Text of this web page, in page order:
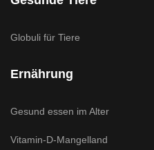
Globuli für Tiere
Ernährung
Gesund essen im Alter
Vitamin-D-Mangelland